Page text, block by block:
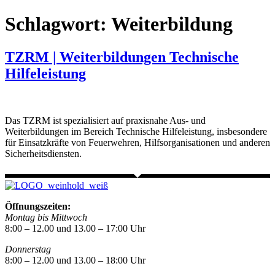
Schlagwort: Weiterbildung
TZRM | Weiterbildungen Technische
Hilfeleistung
Das TZRM ist spezialisiert auf praxisnahe Aus- und
Weiterbildungen im Bereich Technische Hilfeleistung, insbesondere
für Einsatzkräfte von Feuerwehren, Hilfsorganisationen und anderen
Sicherheitsdiensten.
Öffnungszeiten:
Montag bis Mittwoch
8:00 – 12.00 und 13.00 – 17:00 Uhr
Donnerstag
8:00 – 12.00 und 13.00 – 18:00 Uhr